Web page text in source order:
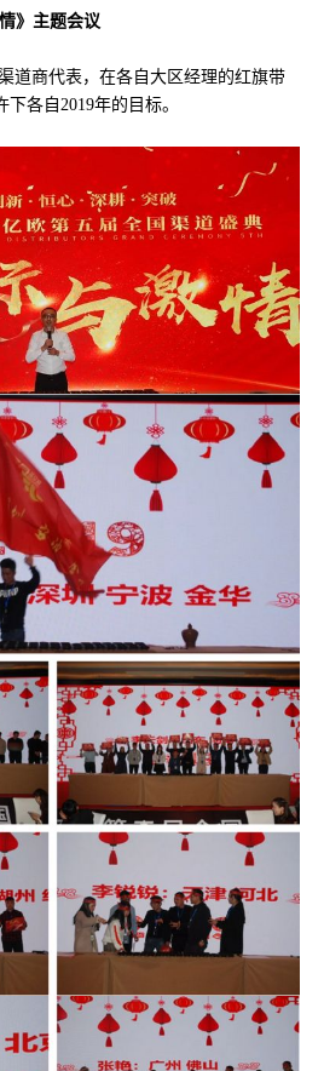
》主题会议
商代表，在各自大区经理的红旗带
各自2019年的目标。